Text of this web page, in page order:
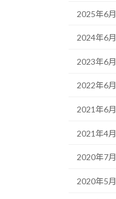
2025年6月
2024年6月
2023年6月
2022年6月
2021年6月
2021年4月
2020年7月
2020年5月